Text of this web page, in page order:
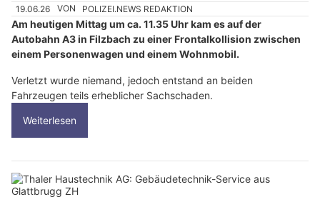
19.06.26 VON POLIZEI.NEWS REDAKTION
Am heutigen Mittag um ca. 11.35 Uhr kam es auf der
Autobahn A3 in Filzbach zu einer Frontalkollision zwischen
einem Personenwagen und einem Wohnmobil.
Verletzt wurde niemand, jedoch entstand an beiden
Fahrzeugen teils erheblicher Sachschaden.
Weiterlesen